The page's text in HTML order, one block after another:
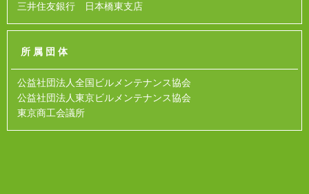
三井住友銀行 日本橋東支店
所属団体
公益社団法人全国ビルメンテナンス協会
公益社団法人東京ビルメンテナンス協会
東京商工会議所